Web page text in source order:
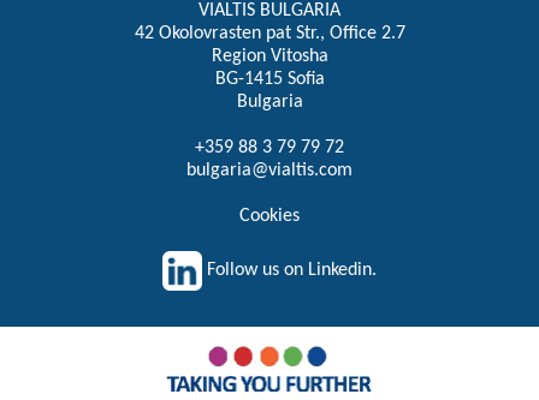
VIALTIS BULGARIA
42 Okolovrasten pat Str., Office 2.7
Region Vitosha
BG-1415 Sofia
Bulgaria
+359 88 3 79 79 72
bulgaria@vialtis.com
Cookies
Follow us on Linkedin.